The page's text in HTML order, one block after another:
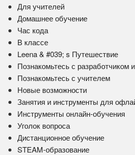
Для учителей
Домашнее обучение
Час кода
В классе
Leena & #039; s Путешествие
Познакомьтесь с разработчиком
Познакомьтесь с учителем
Новые возможности
Занятия и инструменты для
Инструменты онлайн-обучения
Уголок вопроса
Дистанционное обучение
STEAM-образование